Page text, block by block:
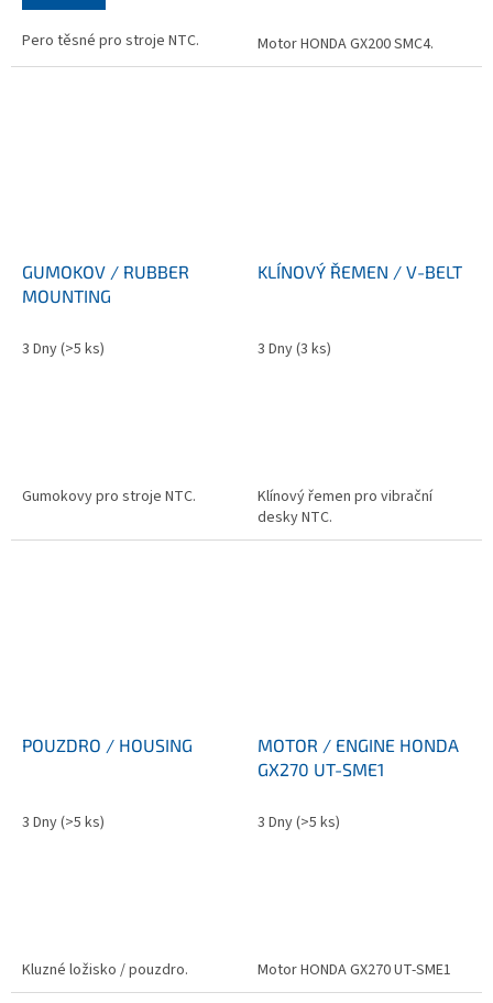
Pero těsné pro stroje NTC. Motor HONDA GX200 SMC4.
GUMOKOV / RUBBER
MOUNTING
3 Dny(>5 ks)
Gumokovy pro stroje NTC.
KLÍNOVÝ ŘEMEN / V-BELT
3 Dny(3 ks)
Klínový řemen pro vibrační
desky NTC.
POUZDRO / HOUSING
3 Dny(>5 ks)
Kluzné ložisko / pouzdro.
MOTOR / ENGINE HONDA
GX270 UT-SME1
3 Dny(>5 ks)
Motor HONDA GX270 UT-SME1